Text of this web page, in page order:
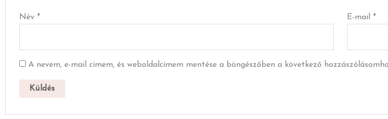
Név * E-mail *
A nevem, e-mail címem, és weboldalcímem mentése a böngészőben a következő